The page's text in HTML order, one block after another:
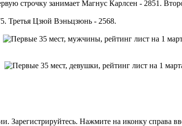
строчку занимает Магнус Карлсен - 2851.
Третья Цзюй Вэньцзюнь - 2568.
Зарегистрируйтесь. Нажмите на иконку справа